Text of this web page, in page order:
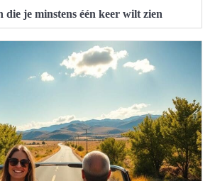
die je minstens één keer wilt zien